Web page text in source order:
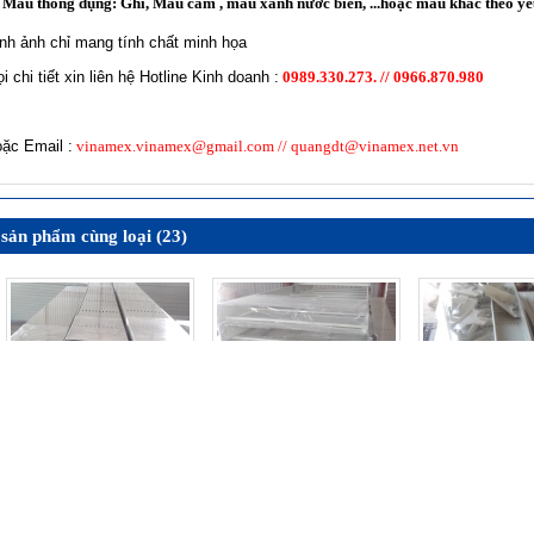
ảnh chỉ mang tính chất minh họa
chi tiết xin liên hệ Hotline Kinh doanh : 0989.330.273. // 0966.870.980
Email : vinamex.vinamex@gmail.com // quangdt@vinamex.net.vn
phẩm cùng loại (23)